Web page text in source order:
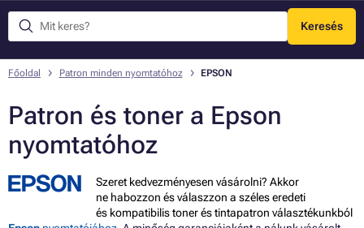
Keresés
Menü
Főoldal Patron minden nyomtatóhoz EPSON
Patron és toner a Epson
nyomtatóhoz
Szeret kedvezményesen vásárolni? Akkor
ne habozzon és válaszzon a széles eredeti
és kompatibilis toner és tintapatron választékunkból